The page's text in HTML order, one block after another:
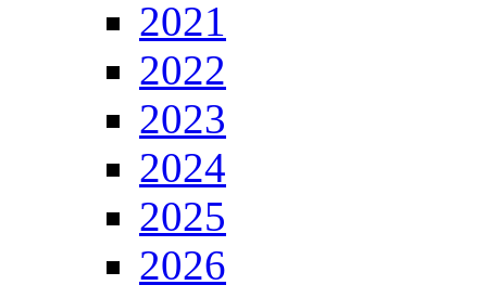
2021
2022
2023
2024
2025
2026